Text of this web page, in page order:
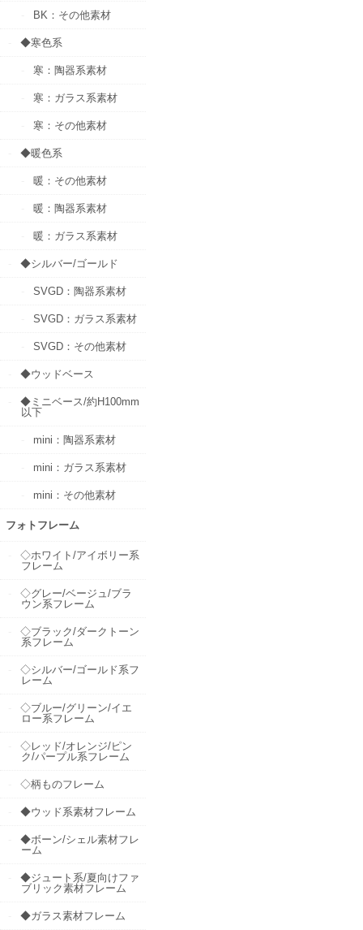
BK：その他素材
◆寒色系
寒：陶器系素材
寒：ガラス系素材
寒：その他素材
◆暖色系
暖：その他素材
暖：陶器系素材
暖：ガラス系素材
◆シルバー/ゴールド
SVGD：陶器系素材
SVGD：ガラス系素材
SVGD：その他素材
◆ウッドベース
◆ミニベース/約H100mm
以下
mini：陶器系素材
mini：ガラス系素材
mini：その他素材
フォトフレーム
◇ホワイト/アイボリー系
フレーム
◇グレー/ベージュ/ブラ
ウン系フレーム
◇ブラック/ダークトーン
系フレーム
◇シルバー/ゴールド系フ
レーム
◇ブルー/グリーン/イエ
ロー系フレーム
◇レッド/オレンジ/ピン
ク/パープル系フレーム
◇柄ものフレーム
◆ウッド系素材フレーム
◆ボーン/シェル素材フレ
ーム
◆ジュート系/夏向けファ
ブリック素材フレーム
◆ガラス素材フレーム